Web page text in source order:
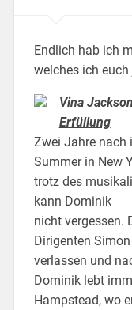
Endlich hab ich
welches ich
Vina
Erfüllung
Zwei Jahre nach
Summer in New
trotz des
kann Dominik
nicht vergessen.
Dirigenten
verlassen und
Dominik lebt
Hampstead, wo